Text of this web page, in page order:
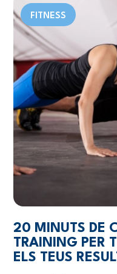
FITNESS
20 MINUTS DE
TRAINING PER
ELS TEUS